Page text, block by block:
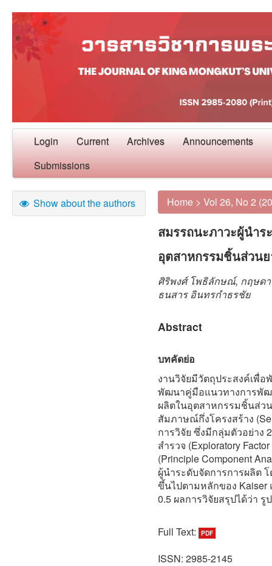
Login Current Archives Announcements
Submissions
Show about the authors Home > Vol 26, No 2
สมรรถนะภาวะผู้นำ
อุตสาหกรรมชิ้นส่วน
ศิริพงศ์ โพธิลักษณ์, กฤษดา
ธนสาร อินทรกำธรชัย
Abstract
บทคัดย่อ
งานวิจัยมีวัตถุประสงค์เพื่
พัฒนาคู่มือแนวทางการพัฒ
ผลิตในอุตสาหกรรมชิ้นส่ว
สัมภาษณ์กึ่งโครงสร้าง
การวิจัย ซึ่งมีกลุ่มตัวอย่าง
สำรวจ (Exploratory
(Principle Component
ผู้นำระดับจัดการการผลิต
ขึ้นไปตามหลักของ
0.5 ผลการวิจัยสรุปได้ว่า
Full Text: PDF
ISSN: 2985-2145